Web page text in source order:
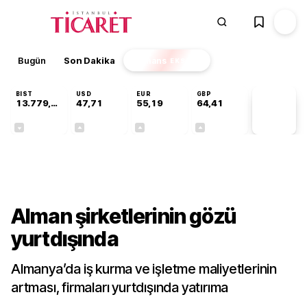
Bugün Son Dakika Finans EKSTRA
BIST
13.779,39
USD
47,71
EUR
55,19
GBP
64,41
Alman şirketlerinin gözü
yurtdışında
Almanya’da iş kurma ve işletme maliyetlerinin
artması, firmaları yurtdışında yatırıma